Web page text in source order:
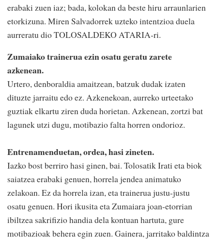
erabaki zuen iaz; bada, kolokan da beste hiru arraunlarien
etorkizuna. Miren Salvadorrek uzteko intentzioa duela
aurreratu dio TOLOSALDEKO ATARIA-ri.
Zumaiako trainerua ezin osatu geratu zarete
azkenean.
Urtero, denboraldia amaitzean, batzuk dudak izaten
dituzte jarraitu edo ez. Azkenekoan, aurreko urteetako
guztiak elkartu ziren duda horietan. Azkenean, zortzi bat
lagunek utzi dugu, motibazio falta horren ondorioz.
Entrenamenduetan, ordea, hasi zineten.
Iazko bost berriro hasi ginen, bai. Tolosatik Irati eta biok
saiatzea erabaki genuen, horrela jendea animatuko
zelakoan. Ez da horrela izan, eta trainerua justu-justu
osatu genuen. Hori ikusita eta Zumaiara joan-etorrian
ibiltzea sakrifizio handia dela kontuan hartuta, gure
motibazioak behera egin zuen. Gainera, jarritako baldintza